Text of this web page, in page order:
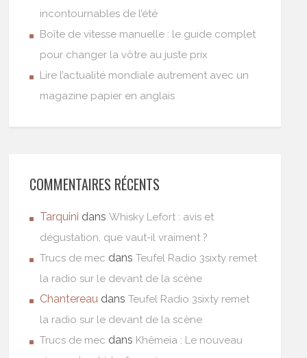
incontournables de l’été
Boîte de vitesse manuelle : le guide complet
pour changer la vôtre au juste prix
Lire l’actualité mondiale autrement avec un
magazine papier en anglais
COMMENTAIRES RÉCENTS
Tarquini dansWhisky Lefort : avis et
dégustation, que vaut-il vraiment ?
Trucs de mec dansTeufel Radio 3sixty remet
la radio sur le devant de la scène
Chantereau dansTeufel Radio 3sixty remet
la radio sur le devant de la scène
Trucs de mec dans Khêmeia : Le nouveau